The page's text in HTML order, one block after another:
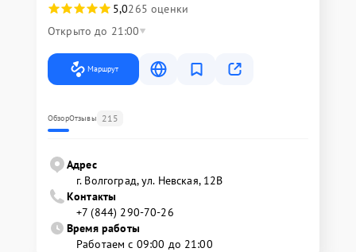
5,0265 оценки
Открыто до 21:00
Маршрут
ОбзорОтзывы 215
Адрес
г. Волгоград, ул. Невская, 12В
Контакты
+7 (844) 290-70-26
Время работы
Работаем с 09:00 до 21:00